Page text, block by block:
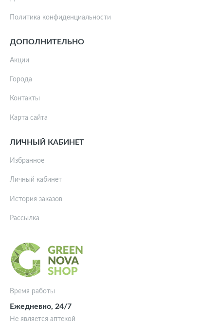
Время работы
Ежедневно, 24/7
Не является аптекой
Политика конфиденциальности
ДОПОЛНИТЕЛЬНО
Акции
Города
Контакты
Карта сайта
ЛИЧНЫЙ КАБИНЕТ
Избранное
Личный кабинет
История заказов
Рассылка